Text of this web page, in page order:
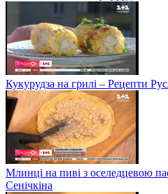
Кукурудза на грилі – Рецепти
Млинці на пиві з оселедцевою
Сенічкіна